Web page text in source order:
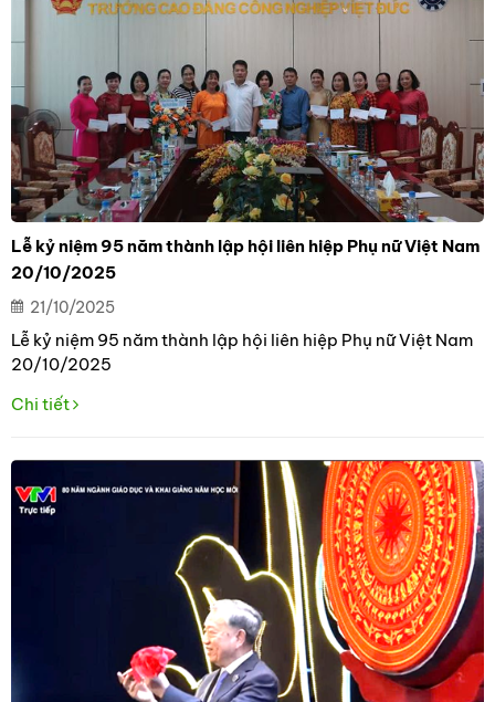
Lễ kỷ niệm 95 năm thành lập hội liên hiệp Phụ nữ Việt Nam
20/10/2025
21/10/2025
Lễ kỷ niệm 95 năm thành lập hội liên hiệp Phụ nữ Việt Nam
20/10/2025
Chi tiết